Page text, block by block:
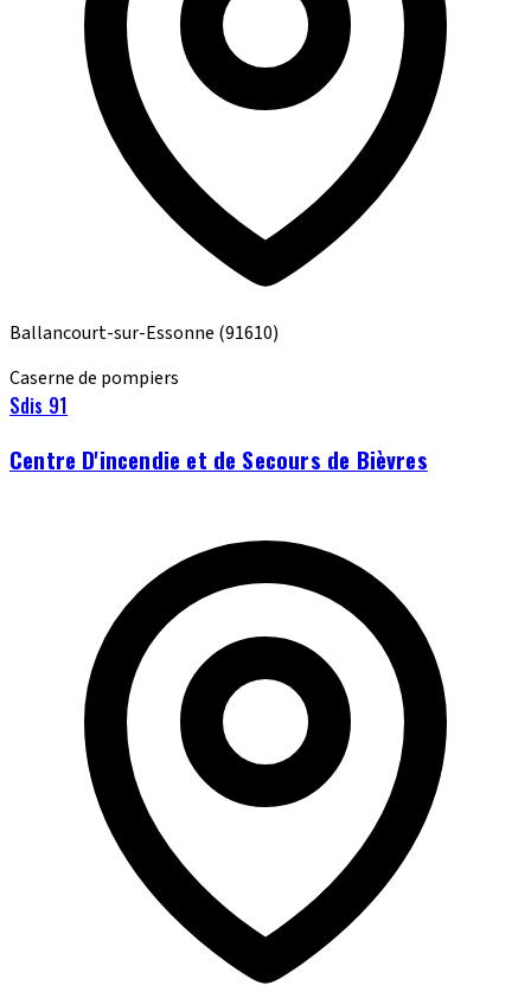
Ballancourt-sur-Essonne (91610)
Caserne de pompiers
Sdis 91
Centre D'incendie et de Secours de Bièvres